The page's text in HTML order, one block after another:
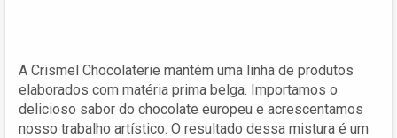
A Crismel Chocolaterie mantém uma linha de produtos
elaborados com matéria prima belga. Importamos o
delicioso sabor do chocolate europeu e acrescentamos
nosso trabalho artístico. O resultado dessa mistura é um